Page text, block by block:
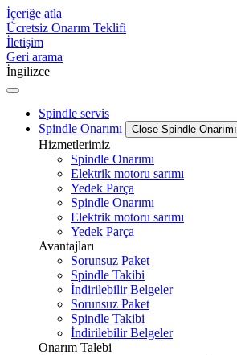
İçeriğe atla
Ücretsiz Onarım Teklifi
İletişim
Geri arama
İngilizce
Spindle servis
Spindle Onarımı
Close Spindle Onarımı
Hizmetlerimiz
Spindle Onarımı
Elektrik motoru sarımı
Yedek Parça
Spindle Onarımı
Elektrik motoru sarımı
Yedek Parça
Avantajları
Sorunsuz Paket
Spindle Takibi
İndirilebilir Belgeler
Sorunsuz Paket
Spindle Takibi
İndirilebilir Belgeler
Onarım Talebi